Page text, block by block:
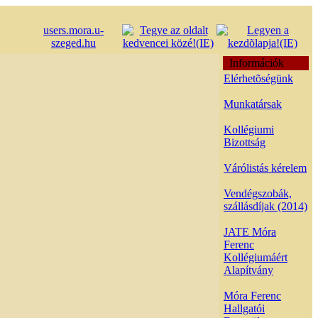
users.mora.u-
szeged.hu
Információk
Elérhetõségünk
Munkatársak
Kollégiumi
Bizottság
Várólistás kérelem
Vendégszobák,
szállásdíjak (2014)
JATE Móra
Ferenc
Kollégiumáért
Alapítvány
Móra Ferenc
Hallgatói